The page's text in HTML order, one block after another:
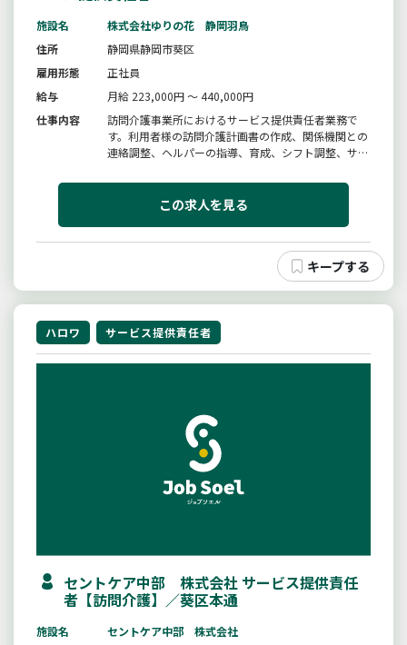
施設名
株式会社ゆりの花 静岡羽鳥
住所
静岡県静岡市葵区
雇用形態
正社員
給与
月給 223,000円 ～ 440,000円
仕事内容
訪問介護事業所におけるサービス提供責任者業務で
す。利用者様の訪問介護計画書の作成、関係機関との
連絡調整、ヘルパーの指導、育成、シフト調整、サー
併設の住宅型有料老人ホーム入居者様で、安心して
サービスを提供できる環境です。※変更範囲：事業所
この求人を見る
ハロワ サービス提供責任者
セントケア中部 株式会社 サービス提供責任
者【訪問介護】／葵区本通
施設名
セントケア中部 株式会社